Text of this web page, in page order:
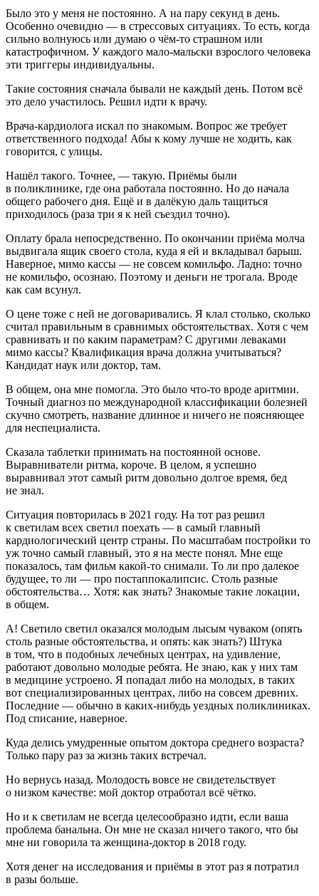
Было это у меня не постоянно. А на пару секунд в день.
Особенно очевидно — в стрессовых ситуациях. То есть, когда
сильно волнуюсь или думаю о чём-то страшном или
катастрофичном. У каждого мало-мальски взрослого человека
эти триггеры индивидуальны.
Такие состояния сначала бывали не каждый день. Потом всё
это дело участилось. Решил идти к врачу.
Врача-кардиолога искал по знакомым. Вопрос же требует
ответственного подхода! Абы к кому лучше не ходить, как
говорится, с улицы.
Нашёл такого. Точнее, — такую. Приёмы были
в поликлинике, где она работала постоянно. Но до начала
общего рабочего дня. Ещё и в далёкую даль тащиться
приходилось (раза три я к ней съездил точно).
Оплату брала непосредственно. По окончании приёма молча
выдвигала ящик своего стола, куда я ей и вкладывал барыш.
Наверное, мимо кассы — не совсем комильфо. Ладно: точно
не комильфо, осознаю. Поэтому и деньги не трогала. Вроде
как сам всунул.
О цене тоже с ней не договаривались. Я клал столько, сколько
считал правильным в сравнимых обстоятельствах. Хотя с чем
сравнивать и по каким параметрам? С другими леваками
мимо кассы? Квалификация врача должна учитываться?
Кандидат наук или доктор, там.
В общем, она мне помогла. Это было что-то вроде аритмии.
Точный диагноз по международной классификации болезней
скучно смотреть, название длинное и ничего не поясняющее
для неспециалиста.
Сказала таблетки принимать на постоянной основе.
Выравниватели ритма, короче. В целом, я успешно
выравнивал этот самый ритм довольно долгое время, бед
не знал.
Ситуация повторилась в 2021 году. На тот раз решил
к светилам всех светил поехать — в самый главный
кардиологический центр страны. По масштабам постройки то
уж точно самый главный, это я на месте понял. Мне еще
показалось, там фильм какой-то снимали. То ли про далекое
будущее, то ли — про постаппокалипсис. Столь разные
обстоятельства… Хотя: как знать? Знакомые такие локации,
в общем.
А! Светило светил оказался молодым лысым чуваком (опять
столь разные обстоятельства, и опять: как знать?) Штука
в том, что в подобных лечебных центрах, на удивление,
работают довольно молодые ребята. Не знаю, как у них там
в медицине устроено. Я попадал либо на молодых, в таких
вот специализированных центрах, либо на совсем древних.
Последние — обычно в каких-нибудь уездных поликлиниках.
Под списание, наверное.
Куда делись умудренные опытом доктора среднего возраста?
Только пару раз за жизнь таких встречал.
Но вернусь назад. Молодость вовсе не свидетельствует
о низком качестве: мой доктор отработал всё чётко.
Но и к светилам не всегда целесообразно идти, если ваша
проблема банальна. Он мне не сказал ничего такого, что бы
мне ни говорила та женщина-доктор в 2018 году.
Хотя денег на исследования и приёмы в этот раз я потратил
в разы больше.